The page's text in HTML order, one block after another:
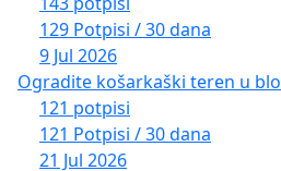
129 Potpisi / 30 dana
9 Jul 2026
Ogradite košarkaški teren u
121 potpisi
121 Potpisi / 30 dana
21 Jul 2026